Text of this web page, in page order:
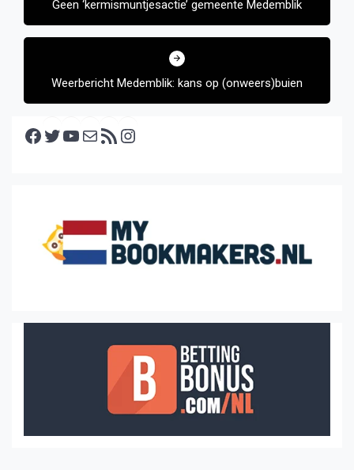
Geen ‘kermismuntjesactie’ gemeente Medemblik
Weerbericht Medemblik: kans op (onweers)buien
Facebook Twitter YouTube E-mail RSS feed